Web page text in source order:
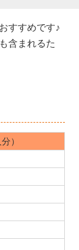
すすめです♪
含まれるた
）